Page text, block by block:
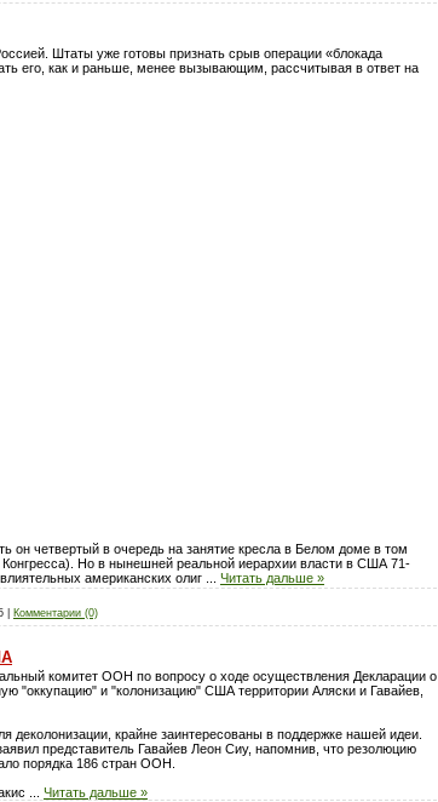
Штаты уже готовы признать срыв операции «блокада
его, как и раньше, менее вызывающим, рассчитывая в ответ на
он четвертый в очередь на занятие кресла в Белом доме в том
Конгресса). Но в нынешней реальной иерархии власти в США 71-
американских олиг
Читать дальше »
Комментарии (0)
комитет ООН по вопросу о ходе осуществления Декларации о
"оккупацию" и "колонизацию" США территории Аляски и Гавайев,
деколонизации, крайне заинтересованы в поддержке нашей идеи.
представитель Гавайев Леон Сиу, напомнив, что резолюцию
порядка 186 стран ООН.
Читать дальше »